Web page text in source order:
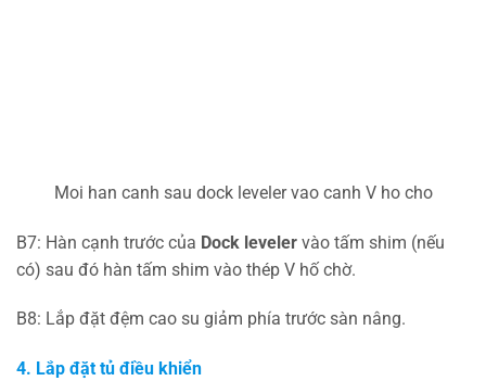
Moi han canh sau dock leveler vao canh V ho cho
B7: Hàn cạnh trước của Dock leveler vào tấm shim (nếu
có) sau đó hàn tấm shim vào thép V hố chờ.
B8: Lắp đặt đệm cao su giảm phía trước sàn nâng.
4. Lắp đặt tủ điều khiển